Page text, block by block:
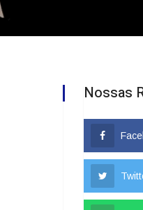
Nossas